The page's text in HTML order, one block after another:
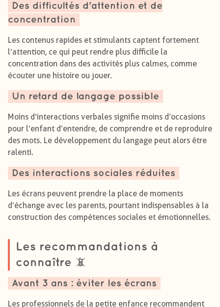
Des difficultés d'attention et de
concentration
Les contenus rapides et stimulants captent fortement
l’attention, ce qui peut rendre plus difficile la
concentration dans des activités plus calmes, comme
écouter une histoire ou jouer.
Un retard de langage possible
Moins d’interactions verbales signifie moins d’occasions
pour l’enfant d’entendre, de comprendre et de reproduire
des mots. Le développement du langage peut alors être
ralenti.
Des interactions sociales réduites
Les écrans peuvent prendre la place de moments
d’échange avec les parents, pourtant indispensables à la
construction des compétences sociales et émotionnelles.
Les recommandations à
connaître 📵
Avant 3 ans : éviter les écrans
Les professionnels de la petite enfance recommandent